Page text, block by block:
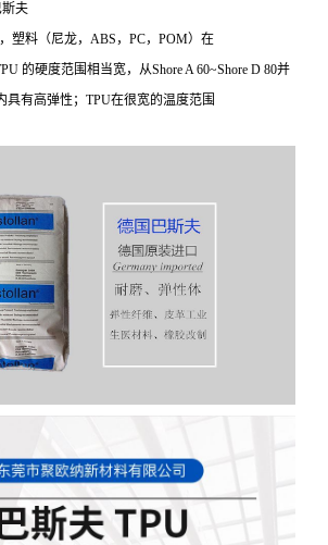
斯夫
塑料（尼龙，ABS，PC，POM）在
的硬度范围相当宽，从Shore A 60~Shore D 80并
具有高弹性；TPU在很宽的温度范围